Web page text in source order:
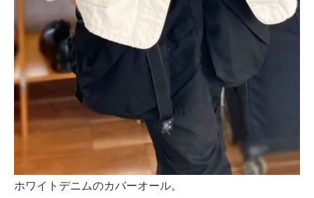
ホワイトデニムのカバーオール。